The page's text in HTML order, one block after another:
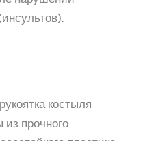
костыля
из прочного